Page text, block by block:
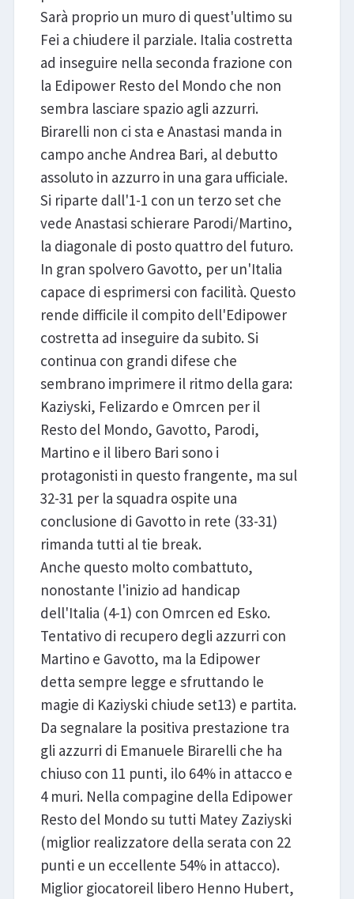
Sarà proprio un muro di quest'ultimo su
Fei a chiudere il parziale. Italia costretta
ad inseguire nella seconda frazione con
la Edipower Resto del Mondo che non
sembra lasciare spazio agli azzurri.
Birarelli non ci sta e Anastasi manda in
campo anche Andrea Bari, al debutto
assoluto in azzurro in una gara ufficiale.
Si riparte dall'1-1 con un terzo set che
vede Anastasi schierare Parodi/Martino,
la diagonale di posto quattro del futuro.
In gran spolvero Gavotto, per un'Italia
capace di esprimersi con facilità. Questo
rende difficile il compito dell'Edipower
costretta ad inseguire da subito. Si
continua con grandi difese che
sembrano imprimere il ritmo della gara:
Kaziyski, Felizardo e Omrcen per il
Resto del Mondo, Gavotto, Parodi,
Martino e il libero Bari sono i
protagonisti in questo frangente, ma sul
32-31 per la squadra ospite una
conclusione di Gavotto in rete (33-31)
rimanda tutti al tie break.
Anche questo molto combattuto,
nonostante l'inizio ad handicap
dell'Italia (4-1) con Omrcen ed Esko.
Tentativo di recupero degli azzurri con
Martino e Gavotto, ma la Edipower
detta sempre legge e sfruttando le
magie di Kaziyski chiude set13) e partita.
Da segnalare la positiva prestazione tra
gli azzurri di Emanuele Birarelli che ha
chiuso con 11 punti, ilo 64% in attacco e
4 muri. Nella compagine della Edipower
Resto del Mondo su tutti Matey Zaziyski
(miglior realizzatore della serata con 22
punti e un eccellente 54% in attacco).
Miglior giocatoreil libero Henno Hubert,